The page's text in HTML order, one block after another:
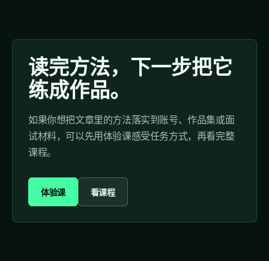
读完方法，下一步把它
练成作品。
如果你想把文章里的方法落实到账号、作品集或面
试材料，可以先用体验课感受任务方式，再看完整
课程。
体验课 看课程